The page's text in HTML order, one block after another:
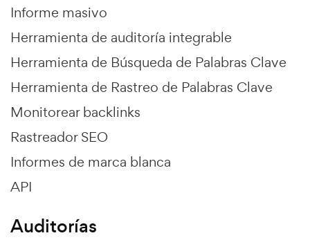
Informe masivo
Herramienta de auditoría integrable
Herramienta de Búsqueda de Palabras Clave
Herramienta de Rastreo de Palabras Clave
Monitorear backlinks
Rastreador SEO
Informes de marca blanca
API
Auditorías